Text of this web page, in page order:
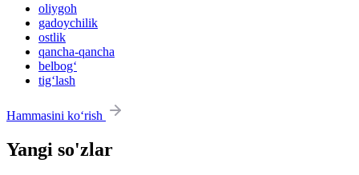
oliygoh
gadoychilik
ostlik
qancha-qancha
belbog‘
tig‘lash
Hammasini ko‘rish
Yangi so'zlar